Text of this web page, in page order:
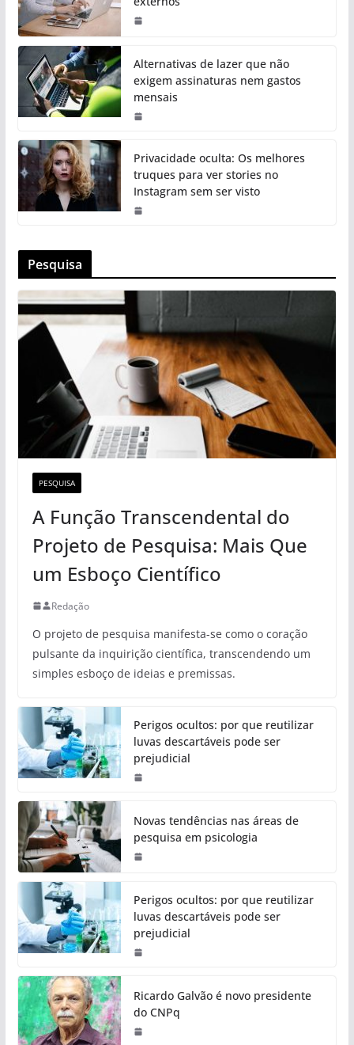
Alternativas de lazer que não
exigem assinaturas nem gastos
mensais
Privacidade oculta: Os melhores
truques para ver stories no
Instagram sem ser visto
Pesquisa
PESQUISA
A Função Transcendental do
Projeto de Pesquisa: Mais Que
um Esboço Científico
Redação
O projeto de pesquisa manifesta-se como o coração
pulsante da inquirição científica, transcendendo um
simples esboço de ideias e premissas.
Perigos ocultos: por que reutilizar
luvas descartáveis pode ser
prejudicial
Novas tendências nas áreas de
pesquisa em psicologia
Perigos ocultos: por que reutilizar
luvas descartáveis pode ser
prejudicial
Ricardo Galvão é novo presidente
do CNPq